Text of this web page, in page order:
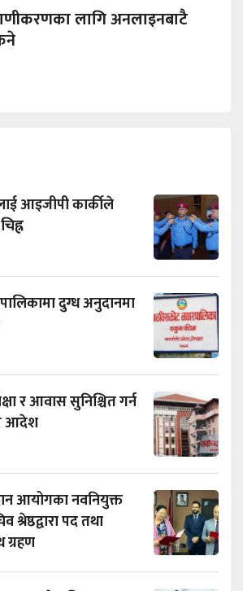
लागि अनलाइनबाटै
आइजीपी कार्कीले
दुग्ध अनुदानमा
र आवास सुनिश्चित गर्न
आदेश
आयोगका नवनियुक्त
पद तथा
ग्रहण